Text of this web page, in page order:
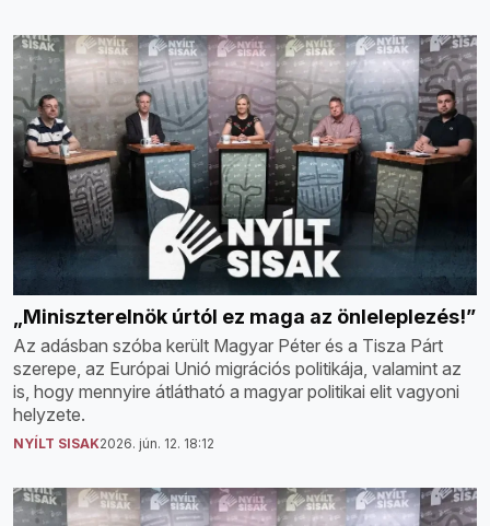
„Miniszterelnök úrtól ez maga az önleleplezés!”
Az adásban szóba került Magyar Péter és a Tisza Párt
szerepe, az Európai Unió migrációs politikája, valamint az
is, hogy mennyire átlátható a magyar politikai elit vagyoni
helyzete.
NYÍLT SISAK2026. jún. 12. 18:12